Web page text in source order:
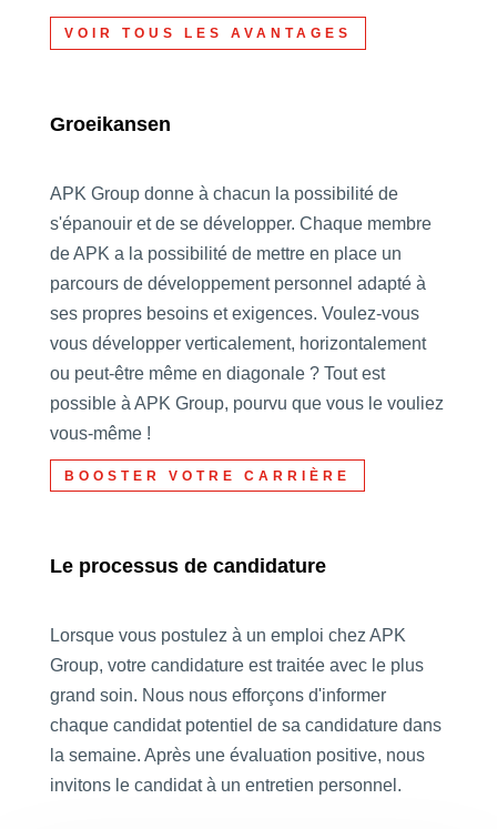
VOIR TOUS LES AVANTAGES
Groeikansen
APK Group donne à chacun la possibilité de
s'épanouir et de se développer. Chaque membre
de APK a la possibilité de mettre en place un
parcours de développement personnel adapté à
ses propres besoins et exigences. Voulez-vous
vous développer verticalement, horizontalement
ou peut-être même en diagonale ? Tout est
possible à APK Group, pourvu que vous le vouliez
vous-même !
BOOSTER VOTRE CARRIÈRE
Le processus de candidature
Lorsque vous postulez à un emploi chez APK
Group, votre candidature est traitée avec le plus
grand soin. Nous nous efforçons d'informer
chaque candidat potentiel de sa candidature dans
la semaine. Après une évaluation positive, nous
invitons le candidat à un entretien personnel.